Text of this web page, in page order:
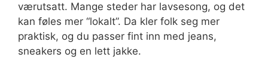
værutsatt. Mange steder har lavsesong, og det
kan føles mer “lokalt”. Da kler folk seg mer
praktisk, og du passer fint inn med jeans,
sneakers og en lett jakke.